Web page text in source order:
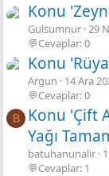
Konu
Gulsumnur 29
💬Cevaplar: 0
Konu
Argun
14 Ara
💬Cevaplar: 0
B
Konu 'Çift
Yağı
batuhanunalir
💬Cevaplar: 1